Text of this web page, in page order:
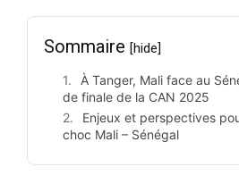
Sommaire [hide]
À Tanger, Mali face au
de finale de la CAN 2025
Enjeux et perspectives
choc Mali – Sénégal